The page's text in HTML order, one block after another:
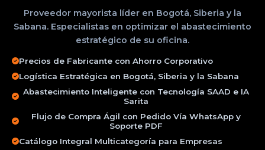
Proveedor mayorista líder en Bogotá, Siberia y la
Sabana. Especialistas en optimizar el abastecimiento
estratégico de su oficina.
Precios de Fabricante con Ahorro Corporativo
Logística Estratégica en Bogotá, Siberia y la Sabana
Abastecimiento Inteligente con Tecnología SAAD e IA
Sarita
Flujo de Compra Ágil con Pedido Vía WhatsApp y
Soporte PDF
Catálogo Integral Multicategoría para Empresas